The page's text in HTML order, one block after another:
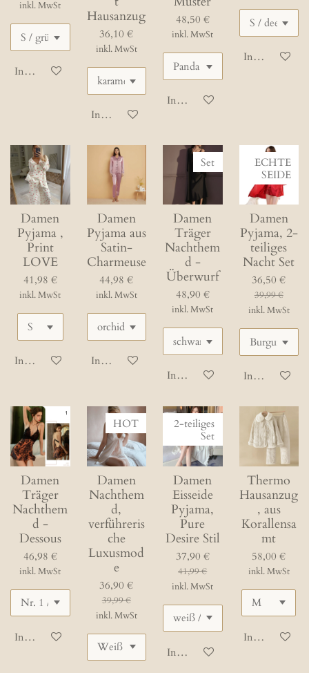
inkl. MwSt
In den Warenkorb
Hausanzug
36,10 €
inkl. MwSt
In den Warenkorb
48,50 €
inkl. MwSt
In den Warenkorb
In den
Damen
Pyjama ,
Print
LOVE
41,98 €
inkl. MwSt
In den Warenkorb
Damen
Pyjama aus
Satin-
Charmeuse
44,98 €
inkl. MwSt
In den Warenkorb
Set
Damen
Träger
Nachthem
d -
Überwurf
48,90 €
inkl. MwSt
In den Warenkorb
ECHTE
SEIDE
Damen
Pyjama, 2-
teiliges
Nacht Set
36,50 €
39,99 €
inkl. MwSt
In den
Damen
Träger
Nachthem
d -
Dessous
46,98 €
inkl. MwSt
In den Warenkorb
HOT
Damen
Nachthem
d,
verführeris
che
Luxusmod
e
36,90 €
39,99 €
inkl. MwSt
2-teiliges
Set
Damen
Eisseide
Pyjama,
Pure
Desire Stil
37,90 €
41,99 €
inkl. MwSt
In den Warenkorb
Thermo
Hausanzug
, aus
Korallensa
mt
58,00 €
inkl. MwSt
In den